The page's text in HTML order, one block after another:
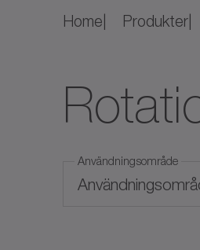
Home Produkter
Användningsområde